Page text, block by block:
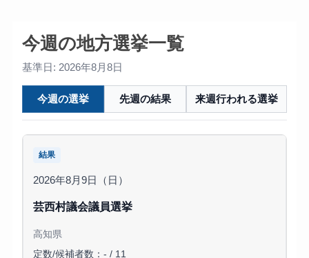
今週の地方選挙一覧
基準日: 2026年8月8日
今週の選挙 先週の結果 来週行われる選挙
結果
2026年8月9日（日）
芸西村議会議員選挙
高知県
定数/候補者数：- / 11